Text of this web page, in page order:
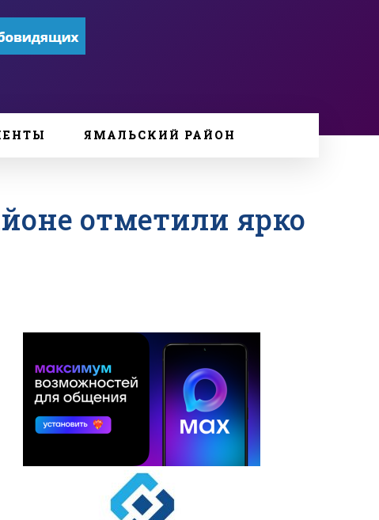
ЯМАЛЬСКИЙ РАЙОН
отметили ярко